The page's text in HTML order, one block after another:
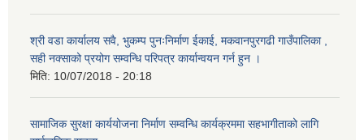
श्री वडा कार्यालय सवै, भुकम्प पुनःनिर्माण ईकाई, मकवानपुरगढी गाउँपालिका ,
सही नक्साको प्रयोग सम्वन्धि परिपत्र कार्यान्वयन गर्न हुन ।
मिति: 10/07/2018 - 20:18
सामाजिक सुरक्षा कार्ययोजना निर्माण सम्वन्धि कार्यक्रममा सहभागीताको लागि